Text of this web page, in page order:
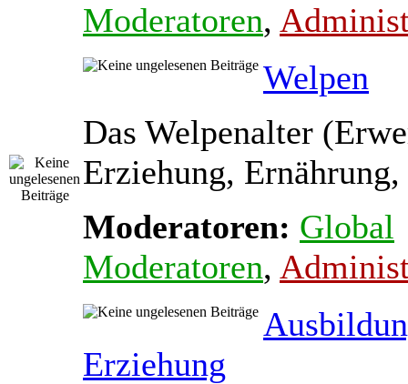
Moderatoren,
Welpen
Das Welpenalter
Erziehung,
Moderatoren: Global
Moderatoren,
Erziehung